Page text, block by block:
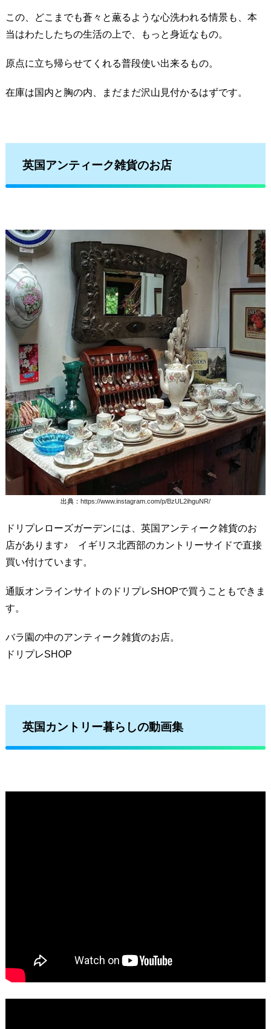
この、どこまでも蒼々と薫るような心洗われる情景も、本
当はわたしたちの生活の上で、もっと身近なもの。
原点に立ち帰らせてくれる普段使い出来るもの。
在庫は国内と胸の内、まだまだ沢山見付かるはずです。
英国アンティーク雑貨のお店
出典： https://www.instagram.com/p/BzUL2ihguNR/
ドリプレローズガーデンには、英国アンティーク雑貨のお
店があります♪ イギリス北西部のカントリーサイドで直接
買い付けています。
通販オンラインサイトのドリプレSHOPで買うこともできま
す。
バラ園の中のアンティーク雑貨のお店。
ドリプレSHOP
英国カントリー暮らしの動画集